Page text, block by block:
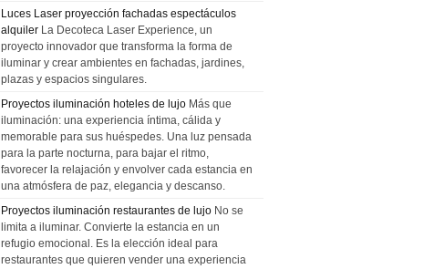
Luces Laser proyección fachadas espectáculos
alquiler La Decoteca Laser Experience, un
proyecto innovador que transforma la forma de
iluminar y crear ambientes en fachadas, jardines,
plazas y espacios singulares.
Proyectos iluminación hoteles de lujo Más que
iluminación: una experiencia íntima, cálida y
memorable para sus huéspedes. Una luz pensada
para la parte nocturna, para bajar el ritmo,
favorecer la relajación y envolver cada estancia en
una atmósfera de paz, elegancia y descanso.
Proyectos iluminación restaurantes de lujo No se
limita a iluminar. Convierte la estancia en un
refugio emocional. Es la elección ideal para
restaurantes que quieren vender una experiencia